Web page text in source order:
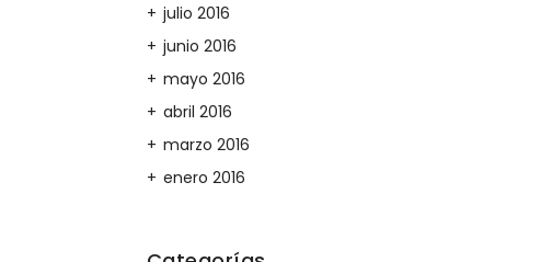
julio 2016
junio 2016
mayo 2016
abril 2016
marzo 2016
enero 2016